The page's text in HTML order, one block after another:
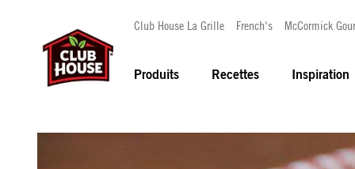
Club House La Grille French's McCormick
Produits Recettes Inspiration